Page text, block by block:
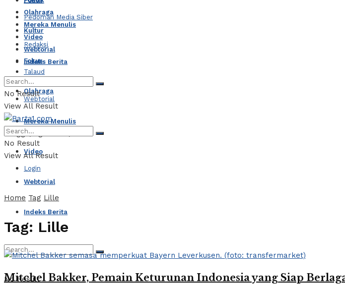
Pedoman Media Siber
Redaksi
Talaud
Webtorial
Minggu, Agustus 9, 2026
Login
Kultur
Fokus
Olahraga
Mereka Menulis
Video
Webtorial
Indeks Berita
No Result
Olahraga
Mereka Menulis
Video
Webtorial
Indeks Berita
No Result
View All Result
No Result
View All Result
Home Tag Lille
Tag: Lille
Mitchel Bakker, Pemain Keturunan Indonesia yang Siap